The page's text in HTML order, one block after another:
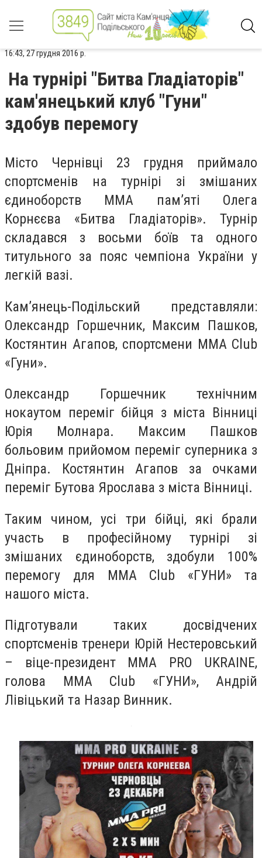
16:43, 27 грудня 2016 р.
На турнірі "Битва Гладіаторів"
кам'янецький клуб "Гуни"
здобув перемогу
Місто Чернівці 23 грудня приймало
спортсменів на турнірі зі змішаних
єдиноборств ММА пам’яті Олега
Корнєєва «Битва Гладіаторів». Турнір
складався з восьми боїв та одного
титульного за пояс чемпіона України у
легкій вазі.
Кам’янець-Подільский представляли:
Олександр Горшечник, Максим Пашков,
Костянтин Агапов, спортсмени ММА Club
«Гуни».
Олександр Горшечник технічним
нокаутом переміг бійця з міста Вінниці
Юрія Молнара. Максим Пашков
больовим прийомом переміг суперника з
Дніпра. Костянтин Агапов за очками
переміг Бутова Ярослава з міста Вінниці.
Таким чином, усі три бійці, які брали
участь в професійному турнірі зі
змішаних єдиноборств, здобули 100%
перемогу для ММА Club «ГУНИ» та
нашого міста.
Підготували таких досвідчених
спортсменів тренери Юрій Нестеровський
– віце-президент ММА PRO UKRAINE,
голова ММА Club «ГУНИ», Андрій
Лівіцький та Назар Винник.